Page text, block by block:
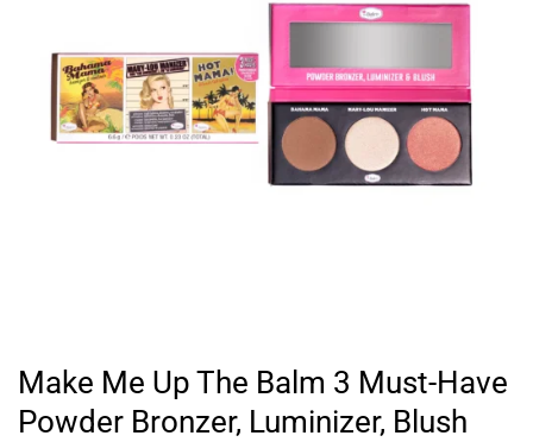
Make Me Up The Balm 3 Must-Have
Powder Bronzer, Luminizer, Blush